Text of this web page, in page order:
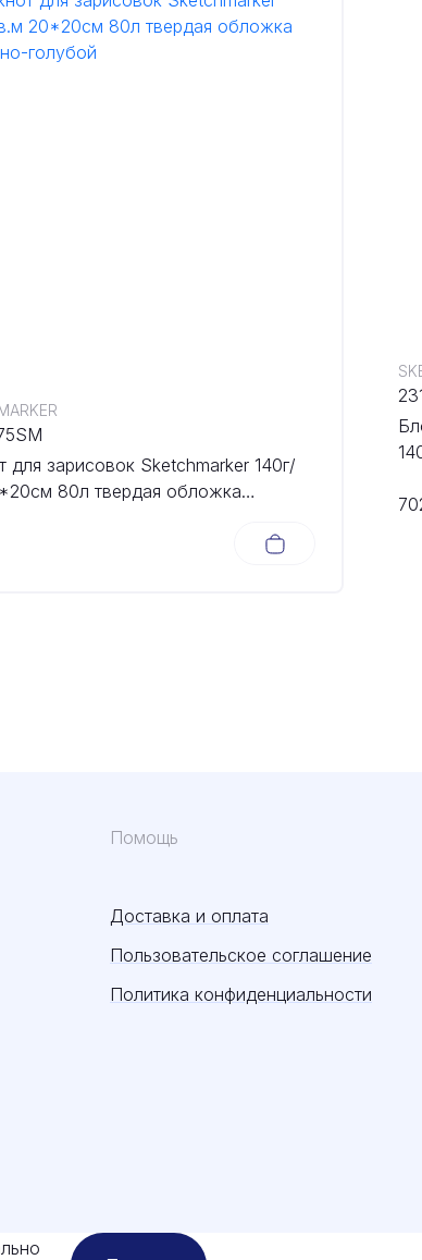
для зарисовок Sketchmarker 140г/
80л твердая обложка
Помощь
Доставка и оплата
Пользовательское соглашение
Политика конфиденциальности